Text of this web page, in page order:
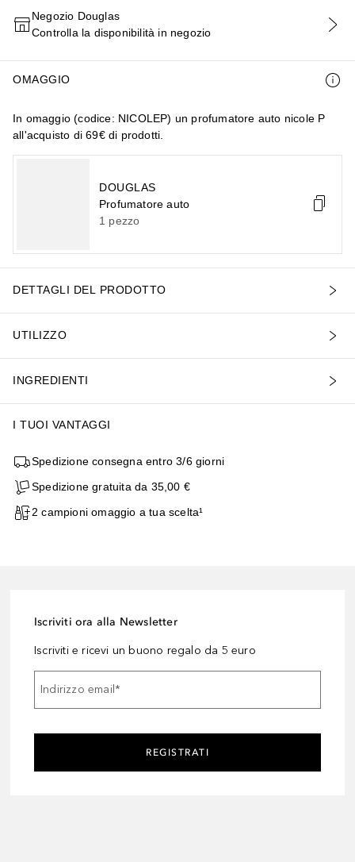
AGGIUNGI AL CARRELLO
Negozio Douglas
Controlla la disponibilità in negozio
OMAGGIO
In omaggio (codice: NICOLEP) un profumatore auto nicole P
all'acquisto di 69€ di prodotti.
DOUGLAS
Profumatore auto
1 pezzo
DETTAGLI DEL PRODOTTO
UTILIZZO
INGREDIENTI
I TUOI VANTAGGI
Spedizione consegna entro 3/6 giorni
Spedizione gratuita da 35,00 €
2 campioni omaggio a tua scelta¹
Iscriviti ora alla Newsletter
Iscriviti e ricevi un buono regalo da 5 euro
Indirizzo email*
REGISTRATI